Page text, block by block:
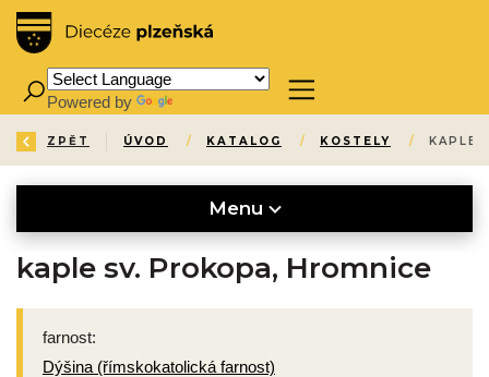
Powered by
ZPĚT ÚVOD / KATALOG / KOSTELY / KAPLE
Menu
kaple sv. Prokopa, Hromnice
farnost:
Dýšina (římskokatolická farnost)